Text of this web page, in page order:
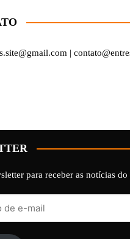
|
para receber as notícias do